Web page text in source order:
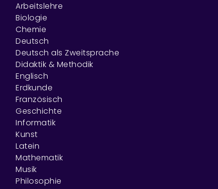
Arbeitslehre
Biologie
Chemie
Deutsch
Deutsch als Zweitsprache
Didaktik & Methodik
Englisch
Erdkunde
Französisch
Geschichte
Informatik
Kunst
Latein
Mathematik
Musik
Philosophie